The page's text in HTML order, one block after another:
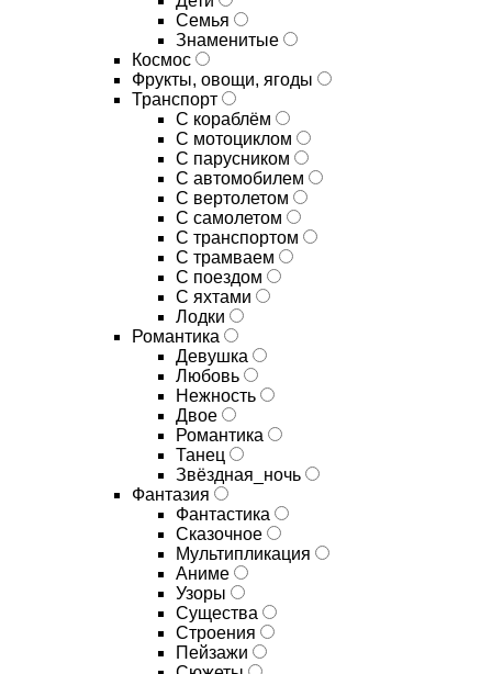
Семья
Знаменитые
Космос
Фрукты, овощи, ягоды
Транспорт
С кораблём
С мотоциклом
С парусником
С автомобилем
С вертолетом
С самолетом
С транспортом
С трамваем
С поездом
С яхтами
Лодки
Романтика
Девушка
Любовь
Нежность
Двое
Романтика
Танец
Звёздная_ночь
Фантазия
Фантастика
Сказочное
Мультипликация
Аниме
Узоры
Существа
Строения
Пейзажи